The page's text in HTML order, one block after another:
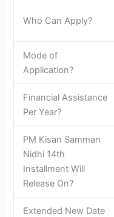
Who Can Apply?
Mode of
Application?
Financial Assistance
Per Year?
PM Kisan Samman
Nidhi 14th
Installment Will
Release On?
Extended New Date